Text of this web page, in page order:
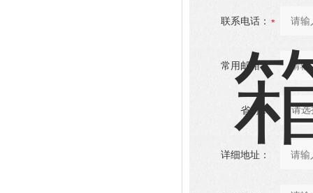
联系电话：
常用邮箱：
省份：
详细地址：